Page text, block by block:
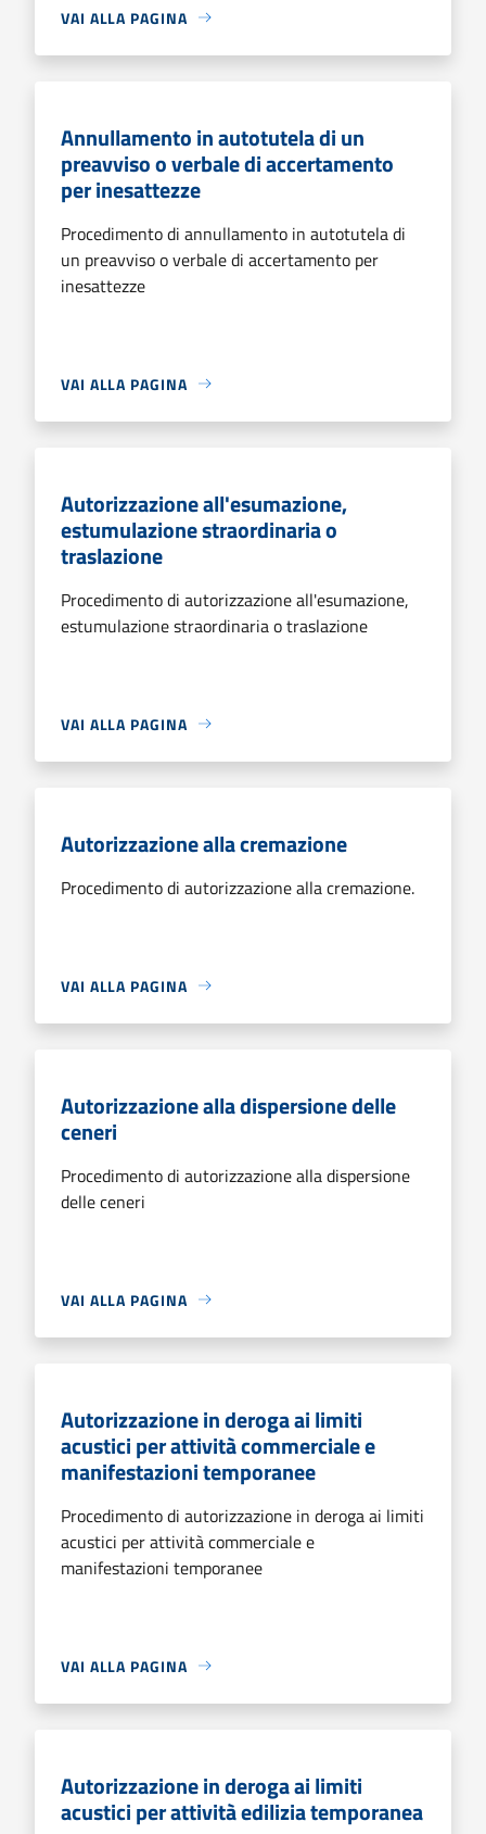
VAI ALLA PAGINA
Annullamento in autotutela di un
preavviso o verbale di accertamento
per inesattezze
Procedimento di annullamento in autotutela di
un preavviso o verbale di accertamento per
inesattezze
VAI ALLA PAGINA
Autorizzazione all'esumazione,
estumulazione straordinaria o
traslazione
Procedimento di autorizzazione all'esumazione,
estumulazione straordinaria o traslazione
VAI ALLA PAGINA
Autorizzazione alla cremazione
Procedimento di autorizzazione alla cremazione.
VAI ALLA PAGINA
Autorizzazione alla dispersione delle
ceneri
Procedimento di autorizzazione alla dispersione
delle ceneri
VAI ALLA PAGINA
Autorizzazione in deroga ai limiti
acustici per attività commerciale e
manifestazioni temporanee
Procedimento di autorizzazione in deroga ai limiti
acustici per attività commerciale e
manifestazioni temporanee
VAI ALLA PAGINA
Autorizzazione in deroga ai limiti
acustici per attività edilizia temporanea